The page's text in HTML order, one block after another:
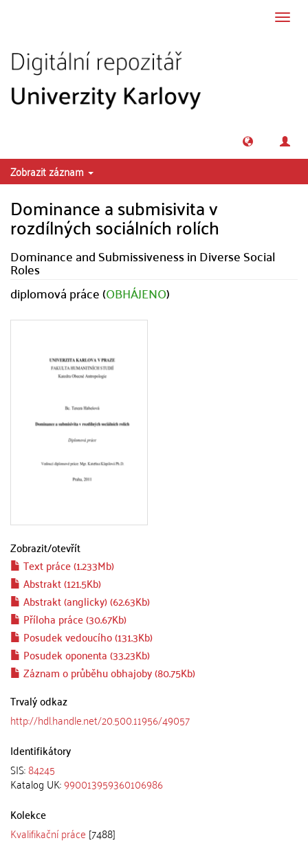
Zobrazit záznam
Dominance a submisivita v
rozdílných sociálních rolích
Dominance and Submissiveness in Diverse Social
Roles
diplomová práce (OBHÁJENO)
Zobrazit/otevřít
Text práce (1.233Mb)
Abstrakt (121.5Kb)
Abstrakt (anglicky) (62.63Kb)
Příloha práce (30.67Kb)
Posudek vedoucího (131.3Kb)
Posudek oponenta (33.23Kb)
Záznam o průběhu obhajoby (80.75Kb)
Trvalý odkaz
http://hdl.handle.net/20.500.11956/49057
Identifikátory
SIS:84245
Katalog UK:990013959360106986
Kolekce
Kvalifikační práce [7488]